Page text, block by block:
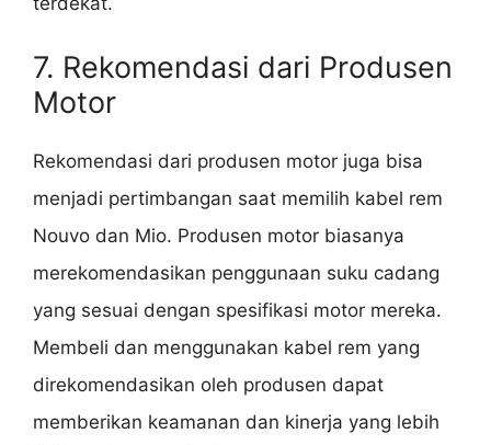
7. Rekomendasi dari Produsen
Motor
Rekomendasi dari produsen motor juga bisa
menjadi pertimbangan saat memilih kabel rem
Nouvo dan Mio. Produsen motor biasanya
merekomendasikan penggunaan suku cadang
yang sesuai dengan spesifikasi motor mereka.
Membeli dan menggunakan kabel rem yang
direkomendasikan oleh produsen dapat
memberikan keamanan dan kinerja yang lebih